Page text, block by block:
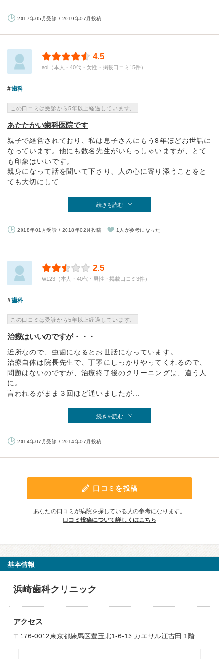
2017年05月受診 / 2019年07月投稿
4.5
aoi（本人・40代・女性・掲載口コミ15件）
歯科
この口コミは受診から5年以上経過しています。
あたたかい歯科医院です
親子で経営されており、私は息子さんにもう8年ほどお世話に
なっています。他にも数名先生がいらっしゃいますが、とて
も印象はいいです。
親身になって話を聞いて下さり、人の心に寄り添うことをと
ても大切にして...
続きを読む
2018年01月受診 / 2018年02月投稿 1人が参考になった
2.5
W123（本人・40代・男性・掲載口コミ3件）
歯科
この口コミは受診から5年以上経過しています。
治療はいいのですが・・・
近所なので、虫歯になるとお世話になっています。
治療自体は院長先生で、丁寧にしっかりやってくれるので、
問題はないのですが、治療終了後のクリーニングは、違う人
に。
言われるがまま３回ほど通いましたが...
続きを読む
2014年07月受診 / 2014年07月投稿
口コミを投稿
あなたの口コミが病院を探している人の参考になります。
口コミ投稿について詳しくはこちら
基本情報
浜崎歯科クリニック
アクセス
〒176-0012東京都練馬区豊玉北1-6-13 カエサル江古田 1階